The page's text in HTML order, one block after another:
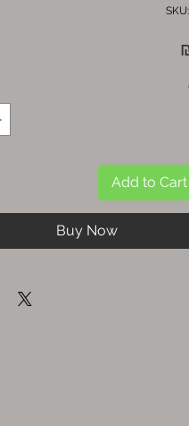
Add to Cart
Buy Now